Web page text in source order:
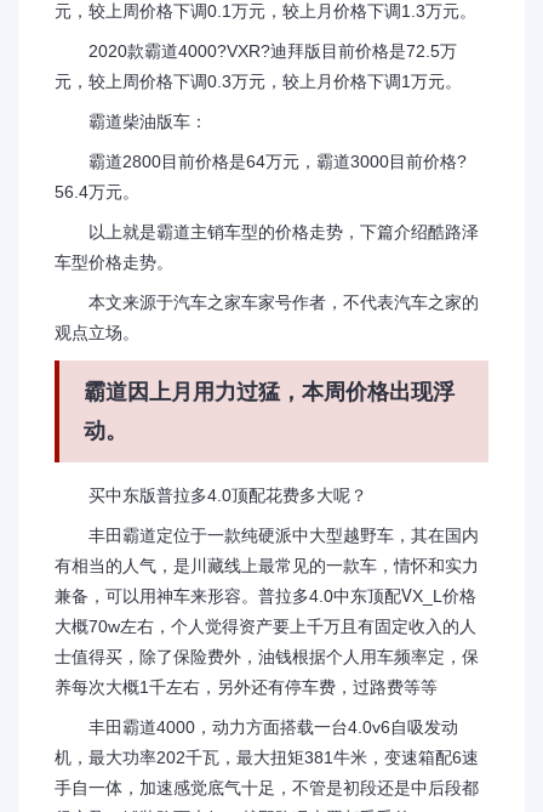
元，较上周价格下调0.1万元，较上月价格下调1.3万元。
2020款霸道4000?VXR?迪拜版目前价格是72.5万
元，较上周价格下调0.3万元，较上月价格下调1万元。
霸道柴油版车：
霸道2800目前价格是64万元，霸道3000目前价格?
56.4万元。
以上就是霸道主销车型的价格走势，下篇介绍酷路泽
车型价格走势。
本文来源于汽车之家车家号作者，不代表汽车之家的
观点立场。
霸道因上月用力过猛，本周价格出现浮
动。
买中东版普拉多4.0顶配花费多大呢？
丰田霸道定位于一款纯硬派中大型越野车，其在国内
有相当的人气，是川藏线上最常见的一款车，情怀和实力
兼备，可以用神车来形容。普拉多4.0中东顶配ⅤX_L价格
大概70w左右，个人觉得资产要上千万且有固定收入的人
士值得买，除了保险费外，油钱根据个人用车频率定，保
养每次大概1千左右，另外还有停车费，过路费等等
丰田霸道4000，动力方面搭载一台4.0v6自吸发动
机，最大功率202千瓦，最大扭矩381牛米，变速箱配6速
手自一体，加速感觉底气十足，不管是初段还是中后段都